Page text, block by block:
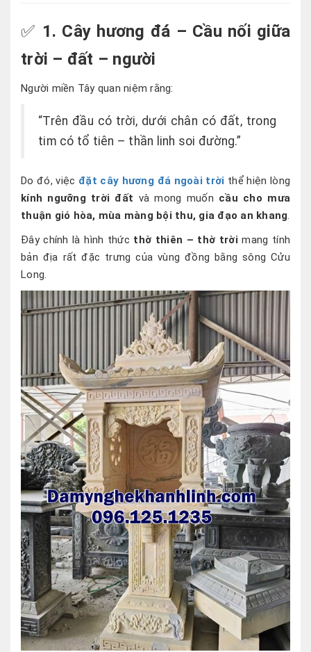
✅ 1. Cây hương đá – Cầu nối giữa
trời – đất – người
Người miền Tây quan niệm rằng:
“Trên đầu có trời, dưới chân có đất, trong
tim có tổ tiên – thần linh soi đường.”
Do đó, việc đặt cây hương đá ngoài trời thể hiện lòng
kính ngưỡng trời đất và mong muốn cầu cho mưa
thuận gió hòa, mùa màng bội thu, gia đạo an khang.
Đây chính là hình thức thờ thiên – thờ trời mang tính
bản địa rất đặc trưng của vùng đồng bằng sông Cửu
Long.